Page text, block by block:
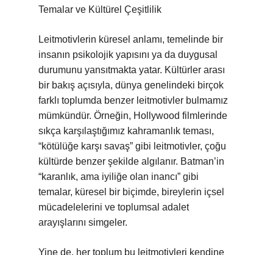
Temalar ve Kültürel Çeşitlilik
Leitmotivlerin küresel anlamı, temelinde bir
insanın psikolojik yapısını ya da duygusal
durumunu yansıtmakta yatar. Kültürler arası
bir bakış açısıyla, dünya genelindeki birçok
farklı toplumda benzer leitmotivler bulmamız
mümkündür. Örneğin, Hollywood filmlerinde
sıkça karşılaştığımız kahramanlık teması,
“kötülüğe karşı savaş” gibi leitmotivler, çoğu
kültürde benzer şekilde algılanır. Batman’in
“karanlık, ama iyiliğe olan inancı” gibi
temalar, küresel bir biçimde, bireylerin içsel
mücadelelerini ve toplumsal adalet
arayışlarını simgeler.
Yine de, her toplum bu leitmotivleri kendine